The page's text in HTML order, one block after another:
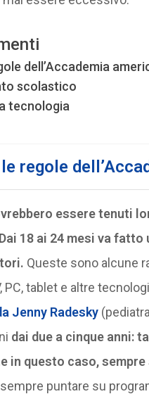
dell’Accademia
scolastico
tecnologia
regole
essere tenuti
Dai 18 ai 24 mesi va
Queste sono alcune
PC, tablet e altre
Jenny Radesky
dai due a cinque anni:
in questo caso,
puntare su